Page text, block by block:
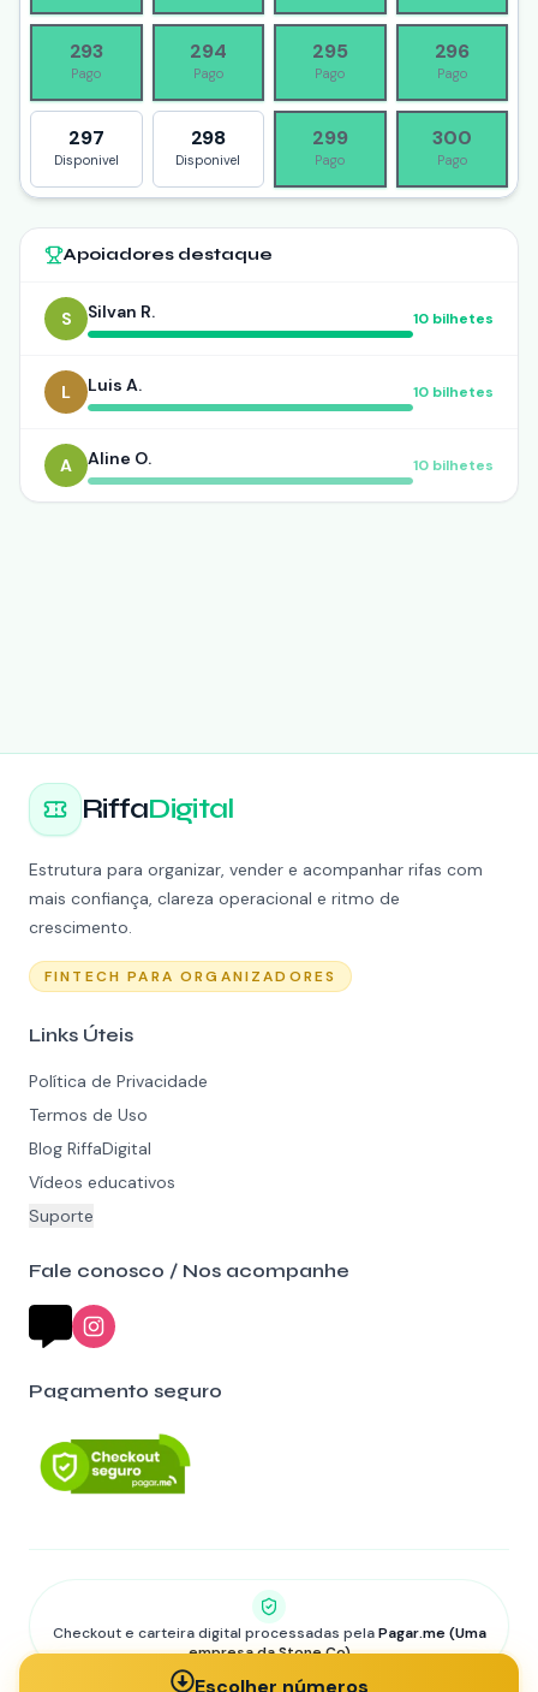
293
Pago
294
Pago
295
Pago
296
Pago
297
Disponivel
298
Disponivel
299
Pago
300
Pago
Apoiadores destaque
S Silvan R. 10 bilhetes
L Luis A. 10 bilhetes
A Aline O. 10 bilhetes
Escolher números
RiffaDigital
Estrutura para organizar, vender e acompanhar rifas com
mais confiança, clareza operacional e ritmo de
crescimento.
FINTECH PARA ORGANIZADORES
Links Úteis
Política de Privacidade
Termos de Uso
Blog RiffaDigital
Vídeos educativos
Suporte
Fale conosco / Nos acompanhe
Pagamento seguro
Checkout e carteira digital processadas pela Pagar.me (Uma
empresa da Stone Co)
RiffaDigital • Todos os direitos reservados.